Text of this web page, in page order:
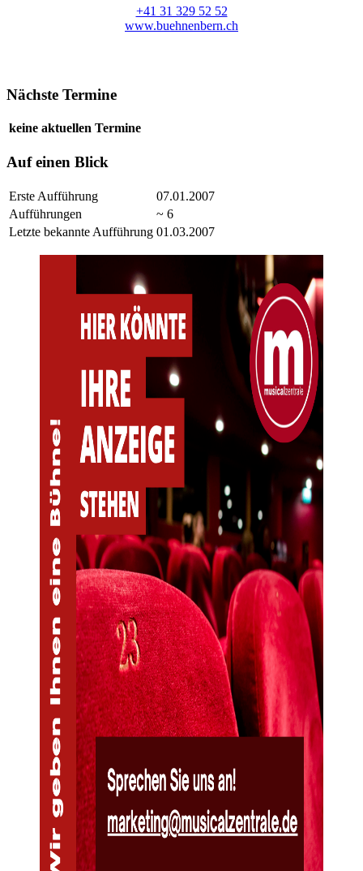
+41 31 329 52 52
www.buehnenbern.ch
Nächste Termine
keine aktuellen Termine
Auf einen Blick
Erste Aufführung
07.01.2007
Aufführungen
~ 6
Letzte bekannte Aufführung 01.03.2007